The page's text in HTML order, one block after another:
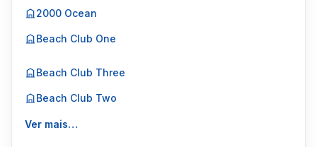
2000 Ocean
Beach Club One
Beach Club Three
Beach Club Two
Ver mais…